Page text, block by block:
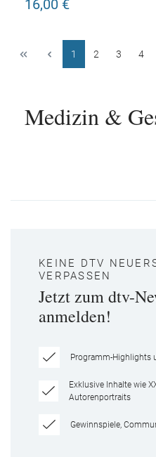
16,00 €
1 2 3 4
Medizin &
KEINE DTV
VERPASSEN
Jetzt zum dtv-
anmelden!
Programm-Highlights
Exklusive Inhalte wie
Autorenportraits
Gewinnspiele,